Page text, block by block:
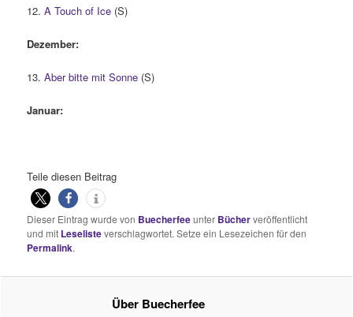
12.A Touch of Ice (S)
Dezember:
13.Aber bitte mit Sonne (S)
Januar:
Teile diesen Beitrag
Dieser Eintrag wurde von Buecherfeeunter Bücherveröffentlicht
und mit Leselisteverschlagwortet. Setze ein Lesezeichen für den
Permalink.
Über Buecherfee